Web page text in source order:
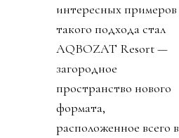
интересных примеров
такого подхода стал
AQBOZAT Resort —
загородное
пространство нового
формата,
расположенное всего в